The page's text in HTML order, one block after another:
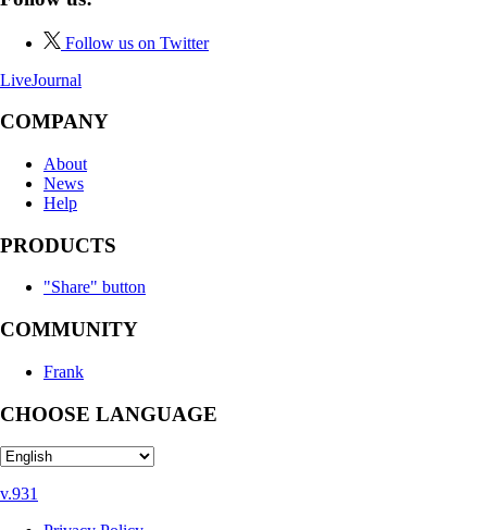
Follow us on Twitter
LiveJournal
COMPANY
About
News
Help
PRODUCTS
"Share" button
COMMUNITY
Frank
CHOOSE LANGUAGE
v.931